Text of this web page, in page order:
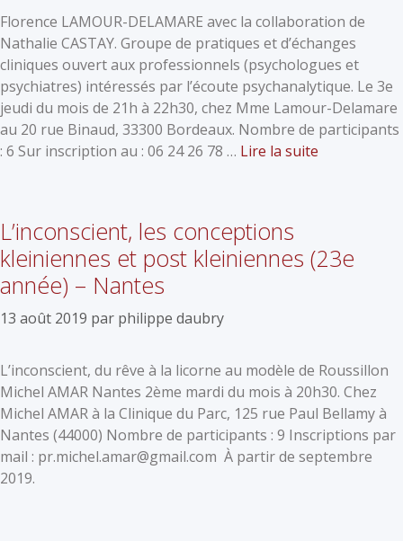
Florence LAMOUR-DELAMARE avec la collaboration de
Nathalie CASTAY. Groupe de pratiques et d’échanges
cliniques ouvert aux professionnels (psychologues et
psychiatres) intéressés par l’écoute psychanalytique. Le 3e
jeudi du mois de 21h à 22h30, chez Mme Lamour-Delamare
au 20 rue Binaud, 33300 Bordeaux. Nombre de participants
: 6 Sur inscription au : 06 24 26 78 … Lire la suite
L’inconscient, les conceptions
kleiniennes et post kleiniennes (23e
année) – Nantes
13 août 2019 par philippe daubry
L’inconscient, du rêve à la licorne au modèle de Roussillon
Michel AMAR Nantes 2ème mardi du mois à 20h30. Chez
Michel AMAR à la Clinique du Parc, 125 rue Paul Bellamy à
Nantes (44000) Nombre de participants : 9 Inscriptions par
mail : pr.michel.amar@gmail.com À partir de septembre
2019.